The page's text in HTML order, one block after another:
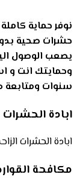
نوفر حماية
حشرات صحية
يصعب الوصول
وحمايتك انت و
سنوات ومتابعة
ابادة الحشرات
ابادة الحشرات
مكافحة